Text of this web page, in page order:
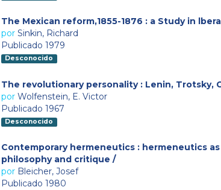
The Mexican reform,1855-1876 : a Study in
por Sinkin, Richard
Publicado 1979
Desconocido
The revolutionary personality : Lenin, Trotsky,
por Wolfenstein, E. Victor
Publicado 1967
Desconocido
Contemporary hermeneutics : hermeneutics
philosophy and critique /
por Bleicher, Josef
Publicado 1980